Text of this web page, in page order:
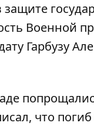
Военной
Гарбузу
что погиб